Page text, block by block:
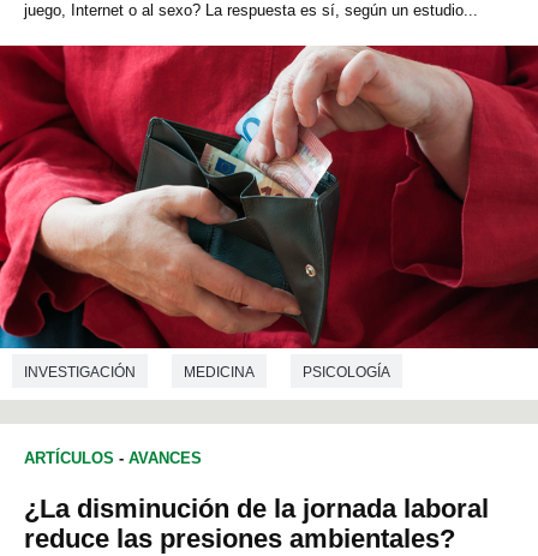
juego, Internet o al sexo? La respuesta es sí, según un estudio...
INVESTIGACIÓN MEDICINA PSICOLOGÍA
PSIQUIATRÍA
ARTÍCULOS - AVANCES
¿La disminución de la jornada laboral
reduce las presiones ambientales?